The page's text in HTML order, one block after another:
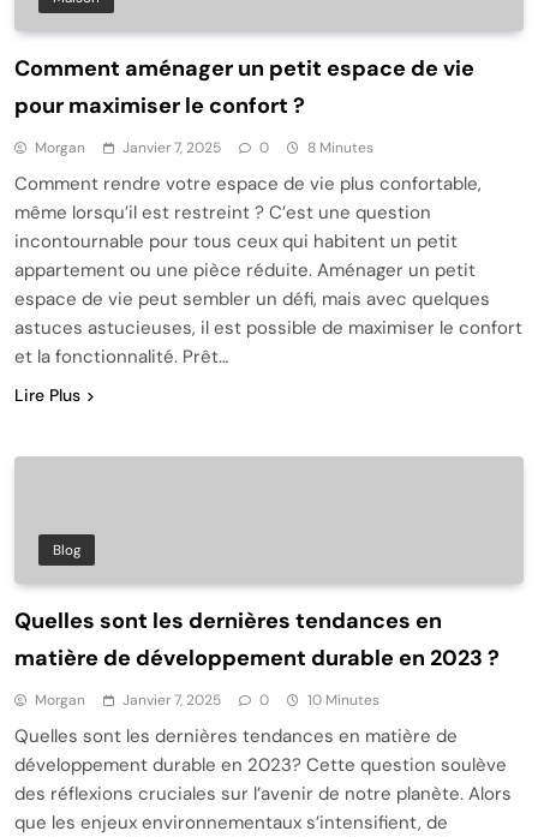
Comment aménager un petit espace de vie
pour maximiser le confort ?
Morgan Janvier 7, 2025 0 8 Minutes
Comment rendre votre espace de vie plus confortable,
même lorsqu’il est restreint ? C’est une question
incontournable pour tous ceux qui habitent un petit
appartement ou une pièce réduite. Aménager un petit
espace de vie peut sembler un défi, mais avec quelques
astuces astucieuses, il est possible de maximiser le confort
et la fonctionnalité. Prêt…
Lire Plus
Blog
Quelles sont les dernières tendances en
matière de développement durable en 2023 ?
Morgan Janvier 7, 2025 0 10 Minutes
Quelles sont les dernières tendances en matière de
développement durable en 2023? Cette question soulève
des réflexions cruciales sur l’avenir de notre planète. Alors
que les enjeux environnementaux s’intensifient, de